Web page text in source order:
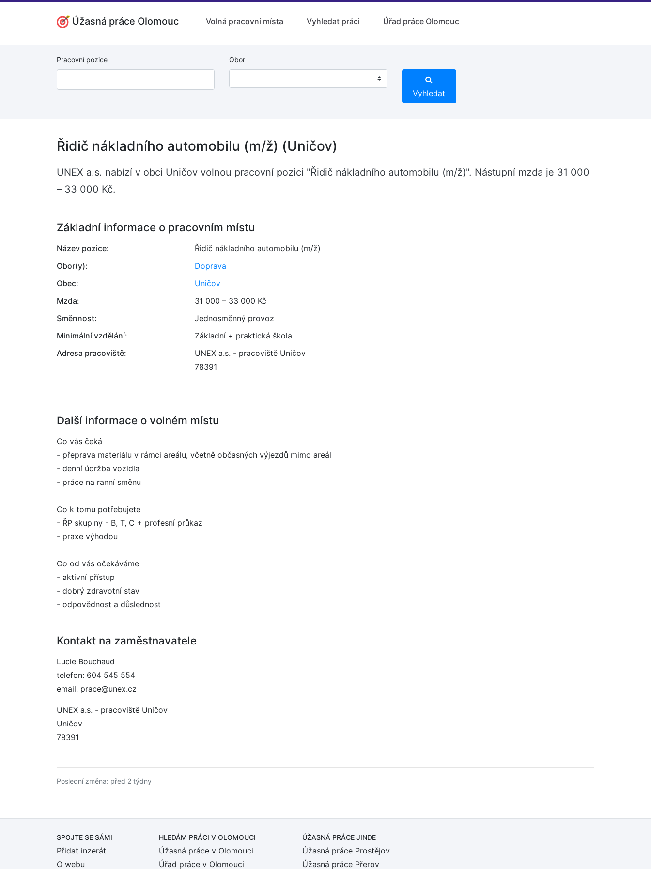
Úžasná práce Olomouc Volná pracovní místa Vyhledat práci Úřad práce Olomouc
Pracovní pozice Obor
Vyhledat
Řidič nákladního automobilu (m/ž) (Uničov)
UNEX a.s. nabízí v obci Uničov volnou pracovní pozici "Řidič nákladního automobilu (m/ž)". Nástupní mzda je 31 000
– 33 000 Kč.
Základní informace o pracovním místu
Název pozice:
Řidič nákladního automobilu (m/ž)
Obor(y):
Doprava
Obec:
Uničov
Mzda:
31 000 – 33 000 Kč
Směnnost:
Jednosměnný provoz
Minimální vzdělání:
Základní + praktická škola
Adresa pracoviště:
UNEX a.s. - pracoviště Uničov
78391
Další informace o volném místu
Co vás čeká
- přeprava materiálu v rámci areálu, včetně občasných výjezdů mimo areál
- denní údržba vozidla
- práce na ranní směnu
Co k tomu potřebujete
- ŘP skupiny - B, T, C + profesní průkaz
- praxe výhodou
Co od vás očekáváme
- aktivní přístup
- dobrý zdravotní stav
- odpovědnost a důslednost
Kontakt na zaměstnavatele
Lucie Bouchaud
telefon: 604 545 554
email: prace@unex.cz
UNEX a.s. - pracoviště Uničov
Uničov
78391
Poslední změna: před 2 týdny
SPOJTE SE SÁMI
Přidat inzerát
O webu
HLEDÁM PRÁCI V OLOMOUCI
Úžasná práce v Olomouci
Úřad práce v Olomouci
ÚŽASNÁ PRÁCE JINDE
Úžasná práce Prostějov
Úžasná práce Přerov